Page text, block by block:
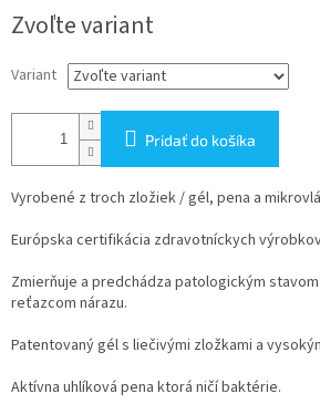
cena:
Zvoľte variant
Variant
Pridať do košíka
Vyrobené z troch zložiek / gél, pena a
Európska certifikácia zdravotníckych
Zmierňuje a predchádza patologickým
reťazcom nárazu.
Patentovaný gél s liečivými zložkami a
Aktívna uhlíková pena ktorá ničí baktérie.